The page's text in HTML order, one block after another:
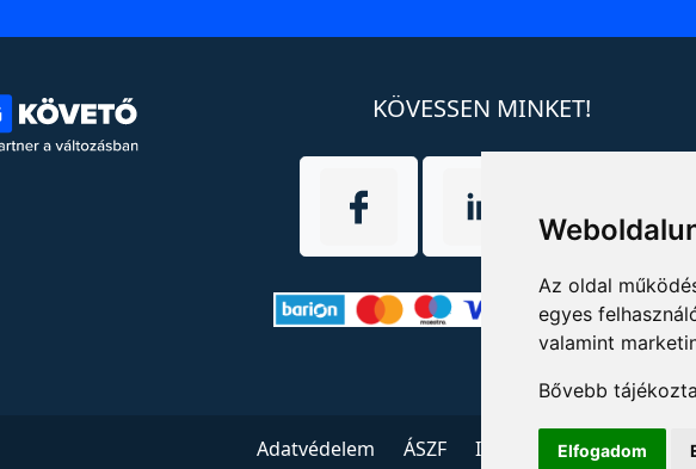
Az oldal
egyes
valamint
Bővebb
Elfogadom
KÖVESSEN MINKET!
Adatvédelem ÁSZF Impresszum